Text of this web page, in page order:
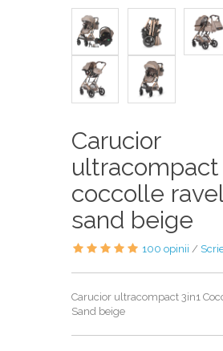
Carucior
ultracompact
coccolle
sand beige
100 opinii /
Carucior ultracompact 3in1
Sand beige